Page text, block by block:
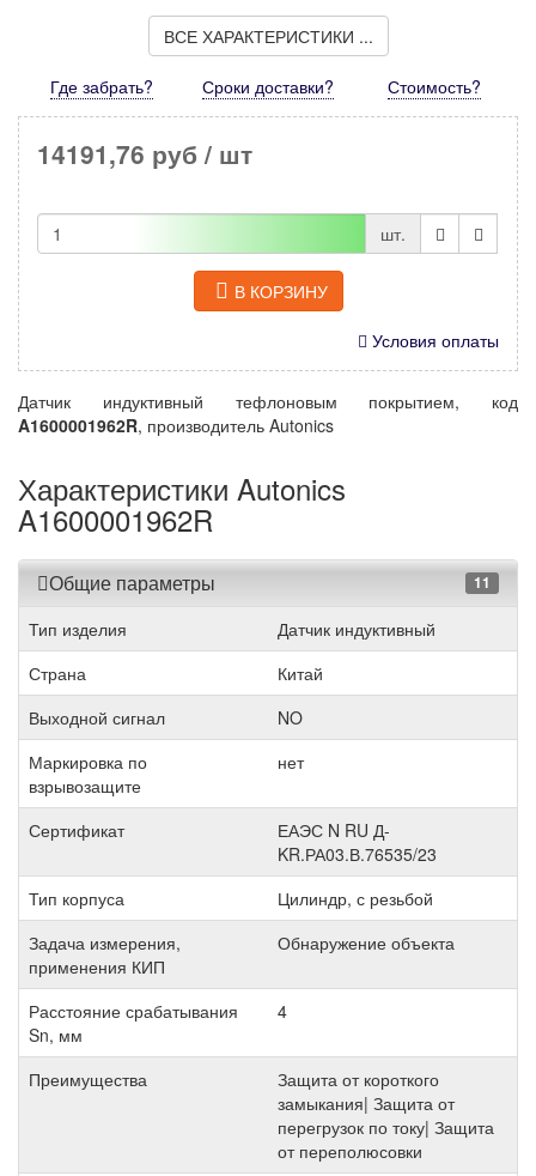
ВСЕ ХАРАКТЕРИСТИКИ ...
Где забрать? Сроки доставки? Стоимость?
14191,76 руб / шт
шт.
В КОРЗИНУ
Условия оплаты
Датчик индуктивный тефлоновым покрытием, код
A1600001962R, производитель Autonics
Характеристики Autonics
A1600001962R
Общие параметры 11
Тип изделия
Датчик индуктивный
Страна
Китай
Выходной сигнал
NO
Маркировка по
взрывозащите
нет
Сертификат
ЕАЭС N RU Д-
KR.РА03.В.76535/23
Тип корпуса
Цилиндр, с резьбой
Задача измерения,
применения КИП
Обнаружение объекта
Расстояние срабатывания
Sn, мм
4
Преимущества
Защита от короткого
замыкания| Защита от
перегрузок по току| Защита
от переполюсовки